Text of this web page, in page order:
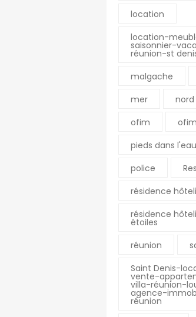
location
location-
saisonnier-
réunion-st
malgache
mer
nord
ofim
pieds dans l'eau
police
Res
résidence
résidence
étoiles
réunion
Saint Denis-
vente-
villa-réunion-
agence-
réunion
118, avenue Pierre Mendes France
La